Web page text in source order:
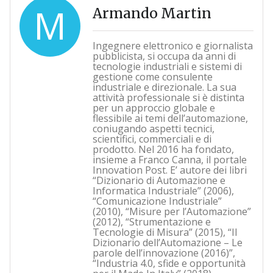
M Armando Martin
Ingegnere elettronico e giornalista
pubblicista, si occupa da anni di
tecnologie industriali e sistemi di
gestione come consulente
industriale e direzionale. La sua
attività professionale si è distinta
per un approccio globale e
flessibile ai temi dell’automazione,
coniugando aspetti tecnici,
scientifici, commerciali e di
prodotto. Nel 2016 ha fondato,
insieme a Franco Canna, il portale
Innovation Post. E’ autore dei libri
“Dizionario di Automazione e
Informatica Industriale” (2006),
“Comunicazione Industriale”
(2010), “Misure per l’Automazione”
(2012), “Strumentazione e
Tecnologie di Misura” (2015), “Il
Dizionario dell’Automazione – Le
parole dell’innovazione (2016)”,
“Industria 4.0, sfide e opportunità